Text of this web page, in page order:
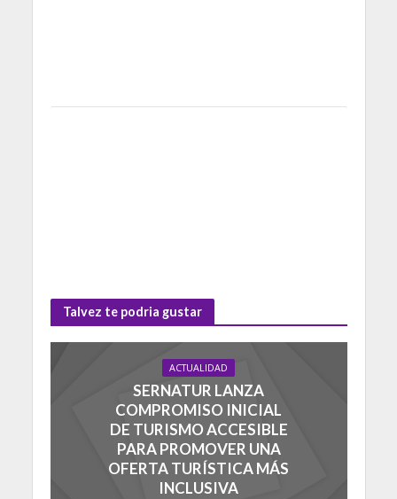
Talvez te podria gustar
ACTUALIDAD
SERNATUR LANZA
COMPROMISO INICIAL
DE TURISMO ACCESIBLE
PARA PROMOVER UNA
OFERTA TURÍSTICA MÁS
INCLUSIVA